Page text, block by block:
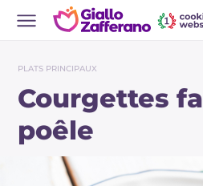
PLATS PRINCIPAUX
Courgettes
poêle